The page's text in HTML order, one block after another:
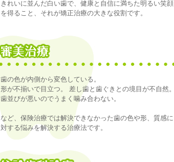
きれいに並んだ白い歯で、健康と自信に満ちた明るい笑顔
を得ること、それが矯正治療の大きな役割です。
歯の色が内側から変色している。
形が不揃いで目立つ。 差し歯と歯ぐきとの境目が不自然。
歯並びが悪いのでうまく噛み合わない。
など、保険治療では解決できなかった歯の色や形、質感に
対する悩みを解決する治療法です。